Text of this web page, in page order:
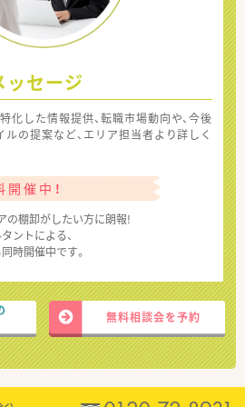
ッセージ
化した情報提供、転職市場動向や、今後
ルの提案など、エリア担当者より詳しく
催中！
の棚卸がしたい方に朗報!
ントによる、
時開催中です。
無料相談会を予約